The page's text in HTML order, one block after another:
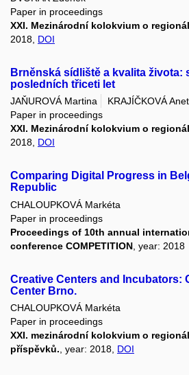
Paper in proceedings
XXI. Mezinárodní kolokvium o
2018, DOI
Brněnská sídliště a kvalita života:
posledních třiceti let
JAŇUROVÁ Martina KRAJÍČKOVÁ
Paper in proceedings
XXI. Mezinárodní kolokvium o
2018, DOI
Comparing Digital Progress in
Republic
CHALOUPKOVÁ Markéta
Paper in proceedings
Proceedings of 10th annual
conference COMPETITION , year: 2018
Creative Centers and Incubators:
Center Brno.
CHALOUPKOVÁ Markéta
Paper in proceedings
XXI. mezinárodní kolokvium o
příspěvků. , year: 2018, DOI